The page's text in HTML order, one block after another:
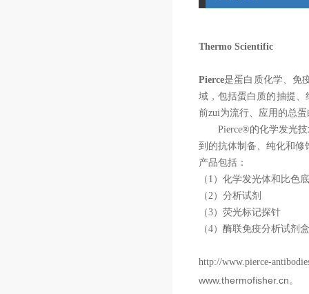
Thermo Scientific
Pierce是蛋白质化学、免
域，包括蛋白质的抽提
前zui为流行、应用的总
Pierce®的化学发光技
到的抗体制备、纯化和修
产品包括：
（ 1 ）化学发光体和比色
（2）分析试剂
（3）荧光标记探针
（4）酶联免疫分析试剂
http://www.pierce-
www.thermofisher.cn。